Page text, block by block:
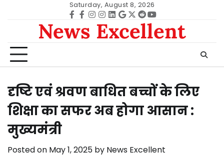
Saturday, August 8, 2026
Facebook
facebook
Instagram
instagram
Linkedin
google
Twitter
redditYoutube
News Excellent
दृष्टि एवं श्रवण बाधित बच्चों के लिए
शिक्षा का सफर अब होगा आसान :
मुख्यमंत्री
Posted on May 1, 2025 by News Excellent